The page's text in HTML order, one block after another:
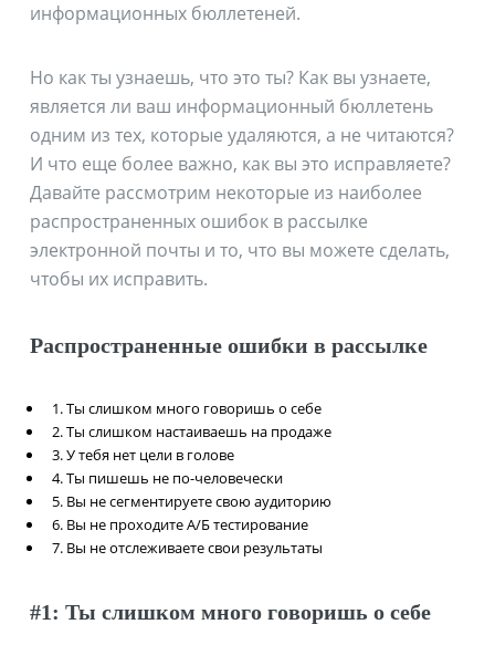
информационных бюллетеней.
Но как ты узнаешь, что это ты? Как вы узнаете,
является ли ваш информационный бюллетень
одним из тех, которые удаляются, а не читаются?
И что еще более важно, как вы это исправляете?
Давайте рассмотрим некоторые из наиболее
распространенных ошибок в рассылке
электронной почты и то, что вы можете сделать,
чтобы их исправить.
Распространенные ошибки в рассылке
1. Ты слишком много говоришь о себе
2. Ты слишком настаиваешь на продаже
3. У тебя нет цели в голове
4. Ты пишешь не по-человечески
5. Вы не сегментируете свою аудиторию
6. Вы не проходите А/Б тестирование
7. Вы не отслеживаете свои результаты
#1: Ты слишком много говоришь о себе